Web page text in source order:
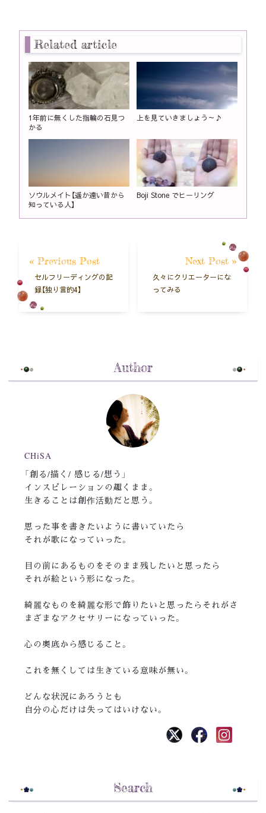
Related article
1年前に無くした指輪の石見つ
かる
上を見ていきましょう～♪
ソウルメイト【遥か遠い昔から
知っている人】
Boji Stone でヒーリング
« Previous Post
セルフリーディングの記
録【独り言的4】
Next Post »
久々にクリエーターにな
ってみる
Author
CHiSA
「創る/描く/ 感じる/想う」
インスピレーションの趣くまま。
生きることは創作活動だと思う。
思った事を書きたいように書いていたら
それが歌になっていった。
目の前にあるものをそのまま残したいと思ったら
それが絵という形になった。
綺麗なものを綺麗な形で飾りたいと思ったらそれがさ
まざまなアクセサリーになっていった。
心の奥底から感じること。
これを無くしては生きている意味が無い。
どんな状況にあろうとも
自分の心だけは失ってはいけない。
Search